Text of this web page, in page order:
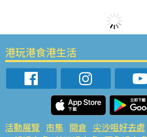
港玩港食港生活
活動展覽 市集 開倉 尖沙咀好去處